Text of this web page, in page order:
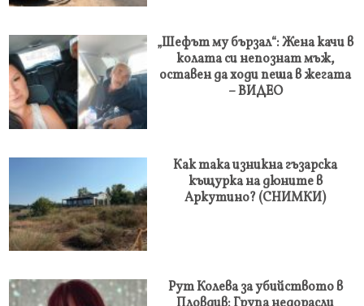
„Шефът му бързал“: Жена качи в
колата си непознат мъж,
оставен да ходи пеша в жегата
– ВИДЕО
Как така изникна гъзарска
къщурка на дюните в
Аркутино? (СНИМКИ)
Рут Колева за убийството в